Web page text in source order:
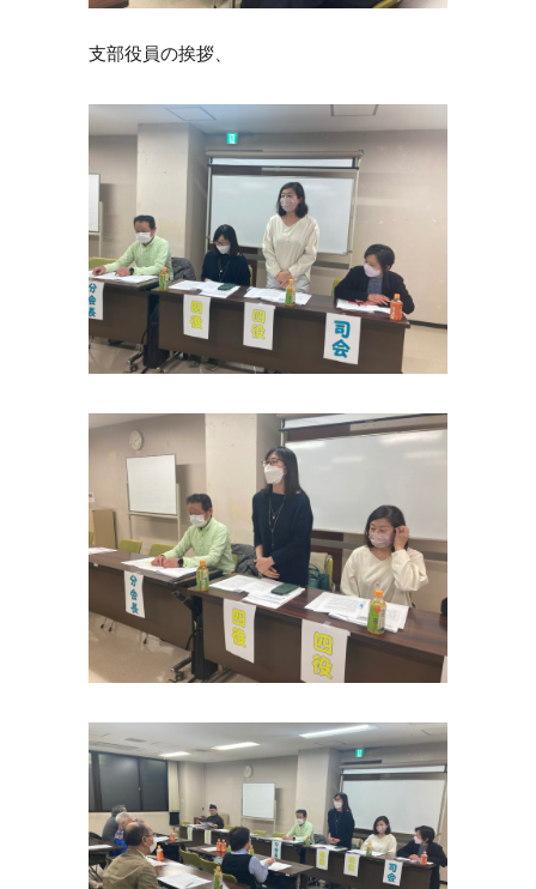
支部役員の挨拶、